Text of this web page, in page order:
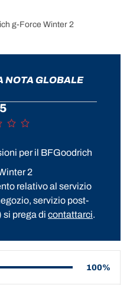
g-Force Winter 2
NOTA GLOBALE
per il BFGoodrich
2
relativo al servizio
servizio post-
si prega di contattarci.
100%